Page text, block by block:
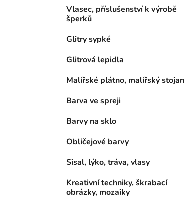
Vlasec, příslušenství k výrobě
šperků
Glitry sypké
Glitrová lepidla
Malířské plátno, malířský stojan
Barva ve spreji
Barvy na sklo
Obličejové barvy
Sisal, lýko, tráva, vlasy
Kreativní techniky, škrabací
obrázky, mozaiky